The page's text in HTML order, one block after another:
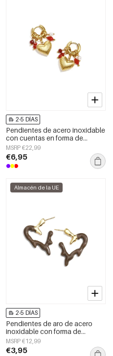
2-5 DÍAS
Pendientes de acero inoxidable
con cuentas en forma de
corazón, sencillos, de la serie
Daily Simple. Joyería para mujer.
MSRP €22,99
€6,95
Almacén de la UE
2-5 DÍAS
Pendientes de aro de acero
inoxidable con forma de
corazón, sencillos, de la serie
Daily Simple, joyería para mujer.
MSRP €12,99
€3,95